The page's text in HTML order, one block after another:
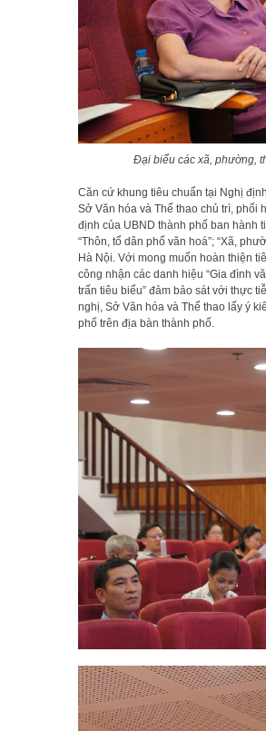
Đại biểu các xã, phường,
Căn cứ khung tiêu chuẩn tại Nghị
Sở Văn hóa và Thể thao chủ trì, phối
định của UBND thành phố ban hành
“Thôn, tổ dân phố văn hoá”; “Xã,
Hà Nội. Với mong muốn hoàn thiện
công nhận các danh hiệu “Gia đình
trấn tiêu biểu” đảm bảo sát với thực
nghị, Sở Văn hóa và Thể thao lấy ý
phố trên địa bàn thành phố.